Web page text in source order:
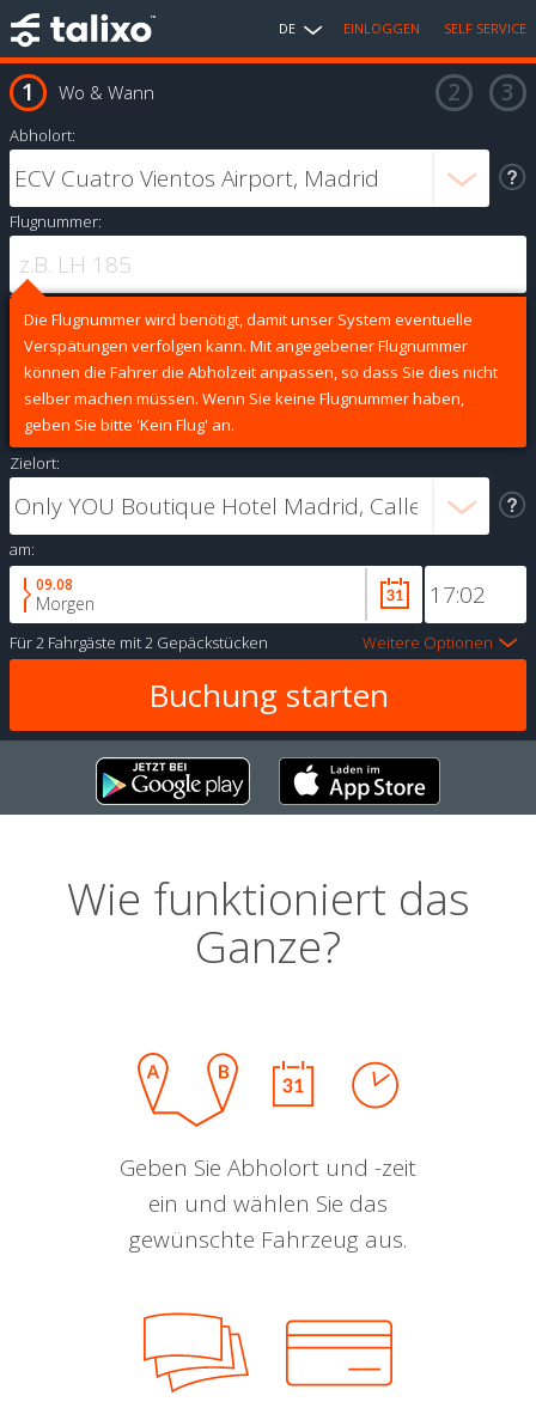
DE EINLOGGEN SELF SERVICE
Wo & Wann
Abholort:
Flugnummer:
Die Flugnummer wird benötigt, damit unser System eventuelle
Verspätungen verfolgen kann. Mit angegebener Flugnummer
können die Fahrer die Abholzeit anpassen, so dass Sie dies nicht
selber machen müssen. Wenn Sie keine Flugnummer haben,
geben Sie bitte 'Kein Flug' an.
Zielort:
am:
09.08
Morgen
Für2 Fahrgäste mit2 Gepäckstücken Weitere Optionen
Wie funktioniert das
Ganze?
Geben Sie Abholort und -zeit
ein und wählen Sie das
gewünschte Fahrzeug aus.